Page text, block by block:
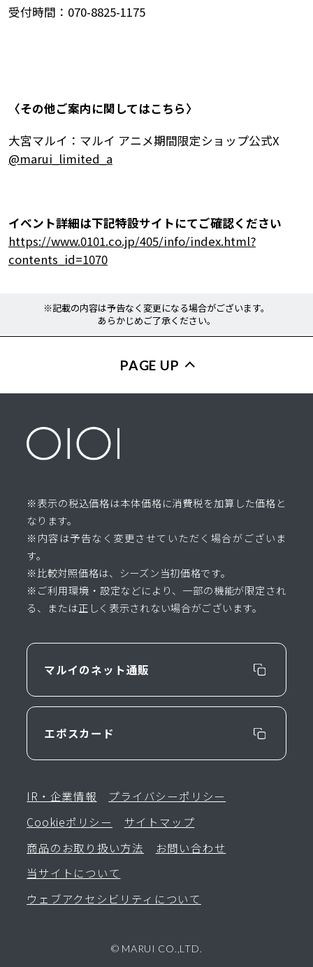
受付時間：070-8825-1175
〈その他ご案内に関してはこちら〉
大宮マルイ：マルイ アニメ期間限定ショップ公式X
@marui_limited_a
イベント詳細は下記特設サイトにてご確認ください
https://www.0101.co.jp/405/info/index.html?
contents_id=1070
※記載の内容は予告なく変更になる場合がございます。
あらかじめご了承ください。
PAGE UP
※表示の税込価格は本体価格に消費税を加算した価格と
なります。
※内容は予告なく変更させていただく場合がございま
す。
※比較対照価格は、シーズン当初価格です。
※ご利用環境・設定などにより、一部の機能が限定され
る、または正しく表示されない場合がございます。
マルイのネット通販
エポスカード
IR・企業情報
プライバシーポリシー
Cookieポリシー
サイトマップ
商品のお取り扱い方法
お問い合わせ
当サイトについて
ウェブアクセシビリティについて
© MARUI CO.,LTD.